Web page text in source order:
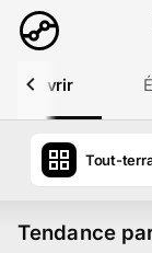
Aller au contenu
Tout-
Tendance